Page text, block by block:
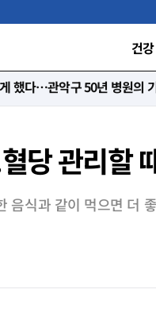
건강
듣습니다”
당 관리할
음식과 같이 먹으면 더